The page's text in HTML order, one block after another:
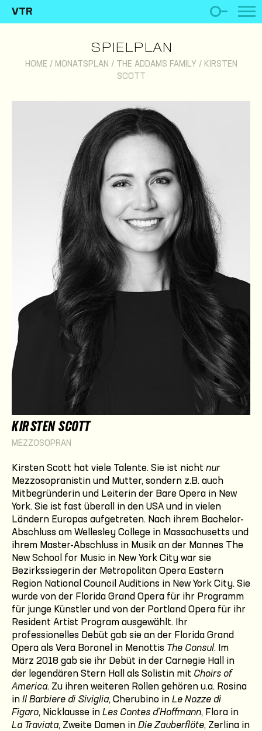
VTR
SPIELPLAN
HOME / MONATSPLAN / THE ADDAMS FAMILY / KIRSTEN
SCOTT
KIRSTEN SCOTT
MEZZOSOPRAN
Kirsten Scott hat viele Talente. Sie ist nicht nur
Mezzosopranistin und Mutter, sondern z.B. auch
Mitbegründerin und Leiterin der Bare Opera in New
York. Sie ist fast überall in den USA und in vielen
Ländern Europas aufgetreten. Nach ihrem Bachelor-
Abschluss am Wellesley College in Massachusetts und
ihrem Master-Abschluss in Musik an der Mannes The
New School for Music in New York City war sie
Bezirkssiegerin der Metropolitan Opera Eastern
Region National Council Auditions in New York City. Sie
wurde von der Florida Grand Opera für ihr Programm
für junge Künstler und von der Portland Opera für ihr
Resident Artist Program ausgewählt. Ihr
professionelles Debüt gab sie an der Florida Grand
Opera als Vera Boronel in Menottis The Consul. Im
März 2018 gab sie ihr Debüt in der Carnegie Hall in
der legendären Stern Hall als Solistin mit Choirs of
America. Zu ihren weiteren Rollen gehören u.a. Rosina
in Il Barbiere di Siviglia, Cherubino in Le Nozze di
Figaro, Nicklausse in Les Contes d'Hoffmann, Flora in
La Traviata, Zweite Damen in Die Zauberflöte, Zerlina in